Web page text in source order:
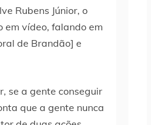
Rubens Júnior, o
vídeo, falando em
de Brandão] e
se a gente conseguir
que a gente nunca